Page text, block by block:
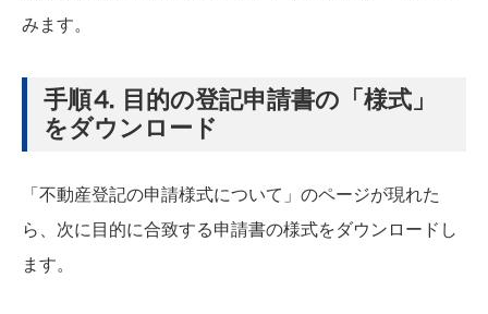
みます。
手順⒋ 目的の登記申請書の「様式」
をダウンロード
「不動産登記の申請様式について」のページが現れた
ら、次に目的に合致する申請書の様式をダウンロードし
ます。